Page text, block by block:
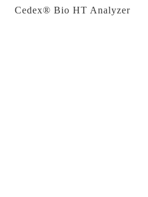
Cedex® Bio HT Analyzer